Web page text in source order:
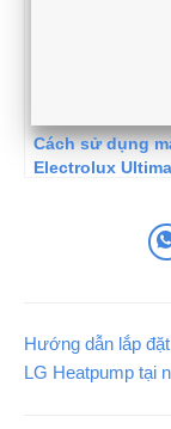
Cách sử dụng
Electrolux
Hướng dẫn lắp
LG Heatpump tại